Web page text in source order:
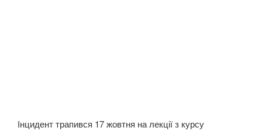
Інцидент трапився 17 жовтня на лекції з курсу